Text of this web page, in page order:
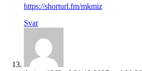
https://shorturl.fm/mkmiz
Svar